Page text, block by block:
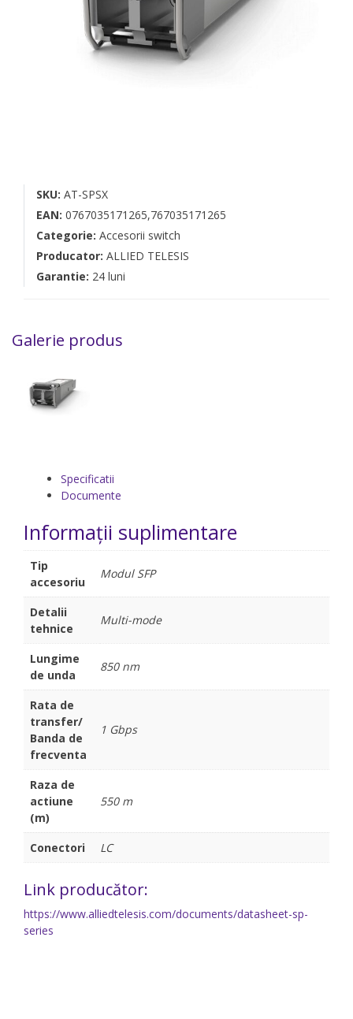
SKU: AT-SPSX
EAN: 0767035171265,767035171265
Categorie: Accesorii switch
Producator: ALLIED TELESIS
Garantie: 24 luni
Galerie produs
Specificatii
Documente
Informații suplimentare
Tip
accesoriu
Modul SFP
Detalii
tehnice
Multi-mode
Lungime
de unda
850 nm
Rata de
transfer/
Banda de
frecventa
1 Gbps
Raza de
actiune
(m)
550 m
Conectori LC
Link producător:
https://www.alliedtelesis.com/documents/datasheet-sp-
series